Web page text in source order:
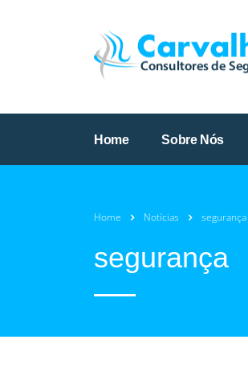
Home Sobre Nós
Home Notícias segurança
segurança